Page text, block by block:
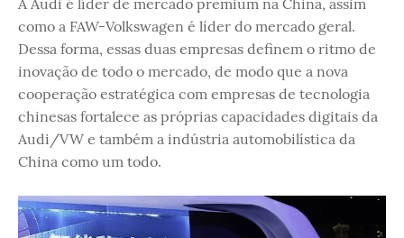
como a FAW-Volkswagen é líder do mercado geral.
Dessa forma, essas duas empresas definem o ritmo de
inovação de todo o mercado, de modo que a nova
cooperação estratégica com empresas de tecnologia
chinesas fortalece as próprias capacidades digitais da
Audi/VW e também a indústria automobilística da
China como um todo.